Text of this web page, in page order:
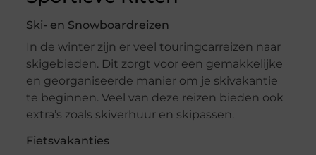
Ski- en Snowboardreizen
In de winter zijn er veel touringcarreizen naar
skigebieden. Dit zorgt voor een gemakkelijke
en georganiseerde manier om je skivakantie
te beginnen. Veel van deze reizen bieden ook
extra’s zoals skiverhuur en skipassen.
Fietsvakanties